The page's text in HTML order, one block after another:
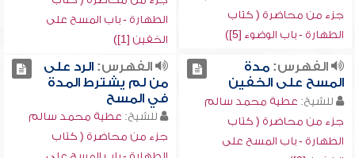
جزء من محاضرة ( كتاب
الطهارة - باب الوضوء [5])
الطهارة - باب المسح على
الخفين [1])
الفهرس:مدة
المسح على الخفين
للشيخ: عطية محمد سالم
جزء من محاضرة ( كتاب
الطهارة - باب المسح على
الفهرس:الرد على
من لم يشترط المدة
في المسح
للشيخ: عطية محمد سالم
جزء من محاضرة ( كتاب